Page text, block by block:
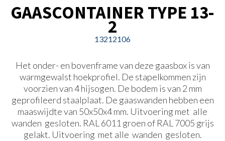
GAASCONTAINER TYPE 13-
2
13212106
Het onder- en bovenframe van deze gaasbox is van
warmgewalst hoekprofiel. De stapelkommen zijn
voorzien van 4 hijsogen. De bodem is van 2 mm
geprofileerd staalplaat. De gaaswanden hebben een
maaswijdte van 50x50x4 mm. Uitvoering met alle
wanden gesloten. RAL 6011 groen of RAL 7005 grijs
gelakt. Uitvoering met alle wanden gesloten.